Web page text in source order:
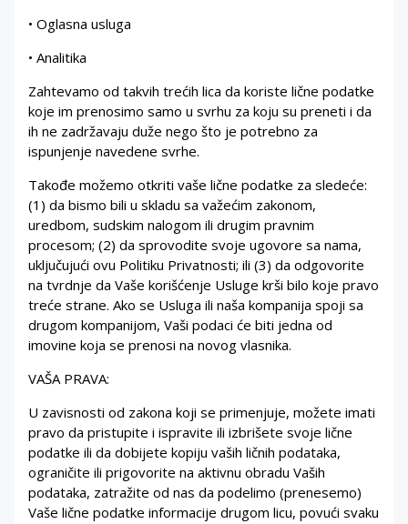
• Oglasna usluga
• Analitika
Zahtevamo od takvih trećih lica da koriste lične podatke
koje im prenosimo samo u svrhu za koju su preneti i da
ih ne zadržavaju duže nego što je potrebno za
ispunjenje navedene svrhe.
Takođe možemo otkriti vaše lične podatke za sledeće:
(1) da bismo bili u skladu sa važećim zakonom,
uredbom, sudskim nalogom ili drugim pravnim
procesom; (2) da sprovodite svoje ugovore sa nama,
uključujući ovu Politiku Privatnosti; ili (3) da odgovorite
na tvrdnje da Vaše korišćenje Usluge krši bilo koje pravo
treće strane. Ako se Usluga ili naša kompanija spoji sa
drugom kompanijom, Vaši podaci će biti jedna od
imovine koja se prenosi na novog vlasnika.
VAŠA PRAVA:
U zavisnosti od zakona koji se primenjuje, možete imati
pravo da pristupite i ispravite ili izbrišete svoje lične
podatke ili da dobijete kopiju vaših ličnih podataka,
ograničite ili prigovorite na aktivnu obradu Vaših
podataka, zatražite od nas da podelimo (prenesemo)
Vaše lične podatke informacije drugom licu, povući svaku